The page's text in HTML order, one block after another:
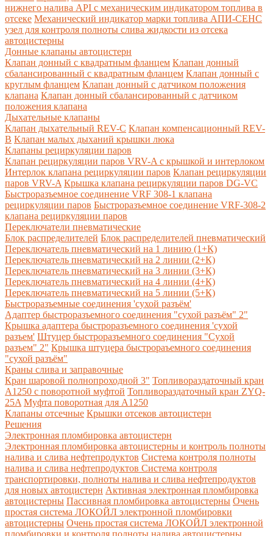
нижнего налива API с механическим индикатором топлива в
отсеке Механический индикатор марки топлива АПИ-СЕНС
узел для контроля полноты слива жидкости из отсека
автоцистерны
Донные клапаны автоцистерн
Клапан донный с квадратным фланцем Клапан донный
сбалансированный с квадратным фланцем Клапан донный с
круглым фланцем Клапан донный с датчиком положения
клапана Клапан донный сбалансированный с датчиком
положения клапана
Дыхательные клапаны
Клапан дыхательный REV-C Клапан компенсационный REV-
B Клапан малых дыханий крышки люка
Клапаны рециркуляции паров
Клапан рециркуляции паров VRV-A с крышкой и интерлоком
Интерлок клапана рециркуляции паров Клапан рециркуляции
паров VRV-A Крышка клапана рециркуляции паров DG-VC
Быстроразъемное соединение VRF 308-1 клапана
рециркуляции паров Быстроразъемное соединение VRF-308-2
клапана рециркуляции паров
Переключатели пневматические
Блок распределителей Блок распределителей пневматический
Переключатель пневматический на 1 линию (1+К)
Переключатель пневматический на 2 линии (2+К)
Переключатель пневматический на 3 линии (3+К)
Переключатель пневматический на 4 линии (4+К)
Переключатель пневматический на 5 линии (5+К)
Быстроразъемные соединения 'сухой разъём'
Адаптер быстроразъемного соединения "сухой разъём" 2"
Крышка адаптера быстроразъемного соединения 'сухой
разъем' Штуцер быстроразъемного соединения "Сухой
разъем" 2" Крышка штуцера быстрораъемного соединения
"сухой разъём"
Краны слива и заправочные
Кран шаровой полнопроходной 3" Топливораздаточный кран
A1250 с поворотной муфтой Топливораздаточный кран ZYQ-
25A Муфта поворотная для А1250
Клапаны отсечные Крышки отсеков автоцистерн
Решения
Электронная пломбировка автоцистерн
Электронная пломбировка автоцистерны и контроль полноты
налива и слива нефтепродуктов Система контроля полноты
налива и слива нефтепродуктов Система контроля
транспортировки, полноты налива и слива нефтепродуктов
для новых автоцистерн Активная электронная пломбировка
автоцистерны Пассивная пломбировка автоцистерны Очень
простая система ЛОКОЙЛ электронной пломбировки
автоцистерны Очень простая система ЛОКОЙЛ электронной
пломбировки и контроля полноты налива автоцистерны